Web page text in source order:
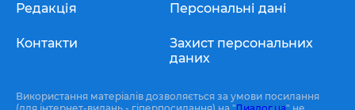
Редакція
Контакти
Персональні дані
Захист персональних
даних
Використання матеріалів дозволяється за умови посилання